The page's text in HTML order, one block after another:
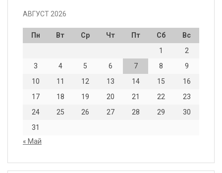
АВГУСТ 2026
Пн Вт Ср Чт Пт Сб
Вс
1
2
3
4 5 6 7 8
9
10
11 12 13 14 15
16
17
18 19 20 21 22
23
24
25 26 27 28 29
30
31
« Май